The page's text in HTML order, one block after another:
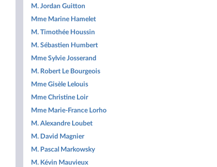
M. Jordan Guitton
Mme Marine Hamelet
M. Timothée Houssin
M. Sébastien Humbert
Mme Sylvie Josserand
M. Robert Le Bourgeois
Mme Gisèle Lelouis
Mme Christine Loir
Mme Marie-France Lorho
M. Alexandre Loubet
M. David Magnier
M. Pascal Markowsky
M. Kévin Mauvieux